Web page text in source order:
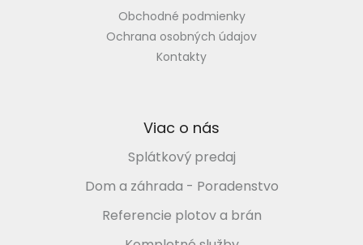
Obchodné podmienky
Ochrana osobných údajov
Kontakty
Viac o nás
Splátkový predaj
Dom a záhrada - Poradenstvo
Referencie plotov a brán